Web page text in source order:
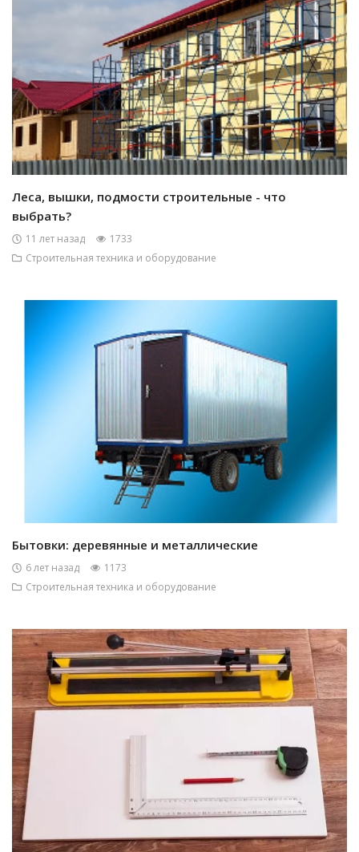
Леса, вышки, подмости строительные - что
выбрать?
11 лет назад
1733
Строительная техника и оборудование
Бытовки: деревянные и металлические
6 лет назад
1173
Строительная техника и оборудование